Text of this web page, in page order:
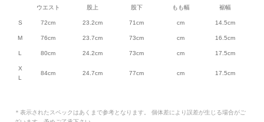
ウエスト 股上 股下 もも幅 裾幅
S 72cm 23.2cm 71cm cm 14.5cm
M 76cm 23.7cm 73cm cm 16.5cm
L 80cm 24.2cm 73cm cm 17.5cm
X
L
84cm 24.7cm 77cm cm 17.5cm
＊表示されたスペックはあくまで参考となります。 個体差により誤差が生じる場合がご